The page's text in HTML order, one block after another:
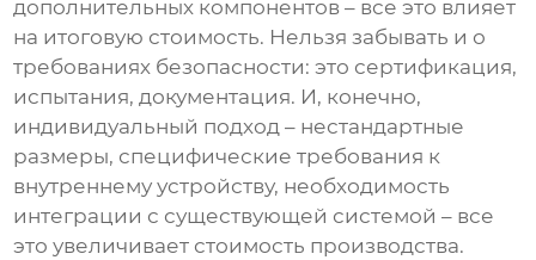
дополнительных компонентов – все это влияет
на итоговую стоимость. Нельзя забывать и о
требованиях безопасности: это сертификация,
испытания, документация. И, конечно,
индивидуальный подход – нестандартные
размеры, специфические требования к
внутреннему устройству, необходимость
интеграции с существующей системой – все
это увеличивает стоимость производства.